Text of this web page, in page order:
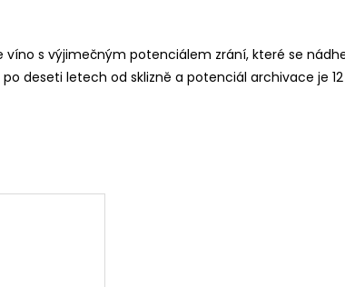
víno s výjimečným potenciálem zrání, které se
deseti letech od sklizně a potenciál archivace je 12